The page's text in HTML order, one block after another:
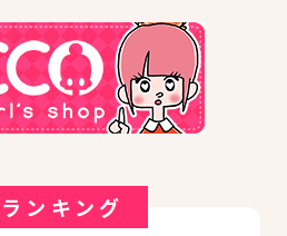
ンキング